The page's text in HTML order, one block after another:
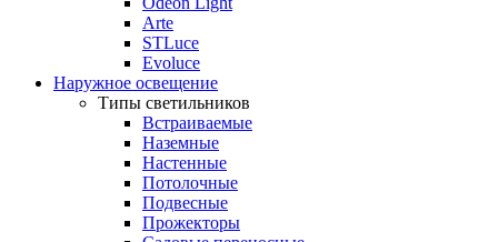
Arte
STLuce
Evoluce
Наружное освещение
Типы светильников
Встраиваемые
Наземные
Настенные
Потолочные
Подвесные
Прожекторы